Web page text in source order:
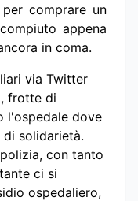
comprare un
appena
in coma.
via Twitter
frotte di
l'ospedale dove
solidarietà.
con tanto
ci si
ospedaliero,